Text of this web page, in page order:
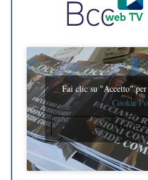
Fai clic su "Accetto"
Cookie